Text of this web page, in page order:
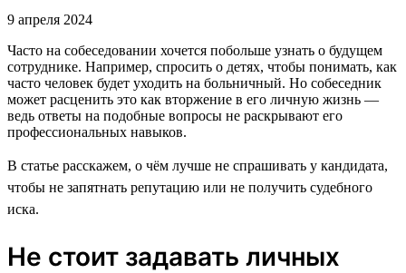
9 апреля 2024
Часто на собеседовании хочется побольше узнать о будущем
сотруднике. Например, спросить о детях, чтобы понимать, как
часто человек будет уходить на больничный. Но собеседник
может расценить это как вторжение в его личную жизнь —
ведь ответы на подобные вопросы не раскрывают его
профессиональных навыков.
В статье расскажем, о чём лучше не спрашивать у кандидата,
чтобы не запятнать репутацию или не получить судебного
иска.
Не стоит задавать личных